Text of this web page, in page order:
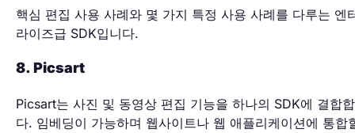
핵심 편집 사용 사례와 몇 가지 특정 사용 사례를 다루는 엔
라이즈급 SDK입니다.
8. Picsart
Picsart는 사진 및 동영상 편집 기능을 하나의 SDK에 결합
다. 임베딩이 가능하며 웹사이트나 웹 애플리케이션에 통합